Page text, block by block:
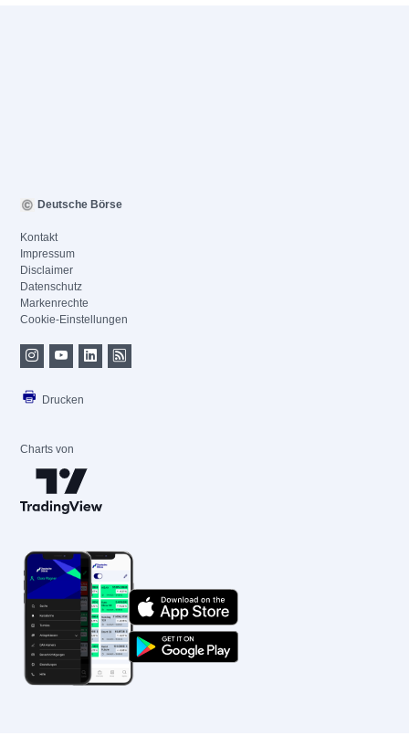
Deutsche Börse
Kontakt
Impressum
Disclaimer
Datenschutz
Markenrechte
Cookie-Einstellungen
Drucken
Charts von